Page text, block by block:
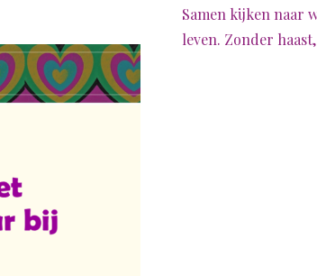
Samen kijken naar
leven. Zonder